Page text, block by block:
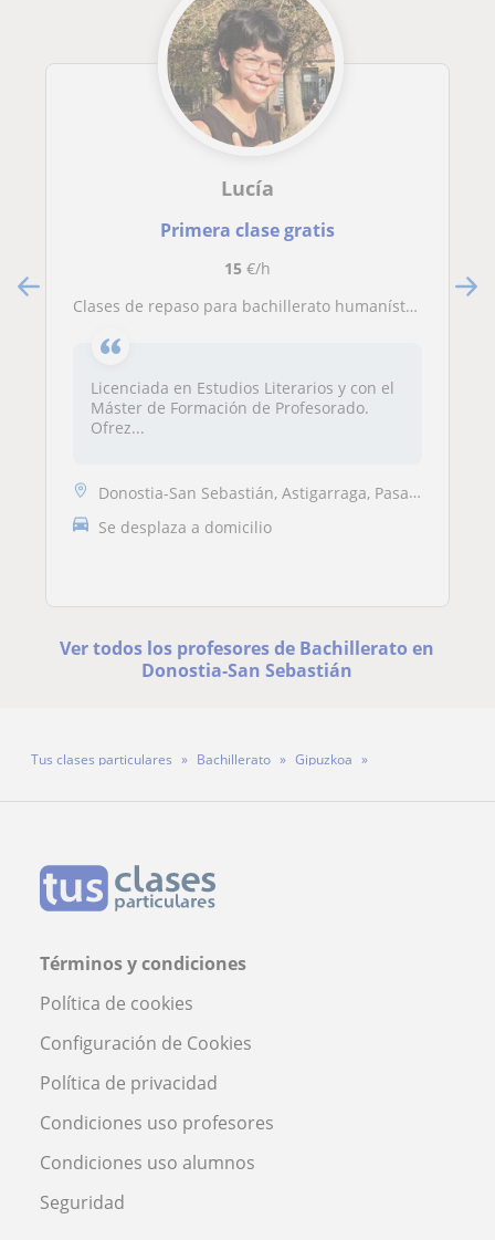
Lucía
Primera clase gratis
15€/h
Clases de repaso para bachillerato humanístico: latín, griego, literatura, lengua
Licenciada en Estudios Literarios y con el
Máster de Formación de Profesorado.
Ofrez...
Donostia-San Sebastián, Astigarraga, Pasaia
Se desplaza a domicilio
Ver todos los profesores de Bachillerato en
Donostia-San Sebastián
Tus clases particulares Bachillerato
Gipuzkoa
Términos y condiciones
Política de cookies
Configuración de Cookies
Política de privacidad
Condiciones uso profesores
Condiciones uso alumnos
Seguridad